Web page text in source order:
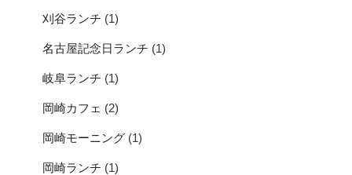
刈谷ランチ (1)
名古屋記念日ランチ (1)
岐阜ランチ (1)
岡崎カフェ (2)
岡崎モーニング (1)
岡崎ランチ (1)